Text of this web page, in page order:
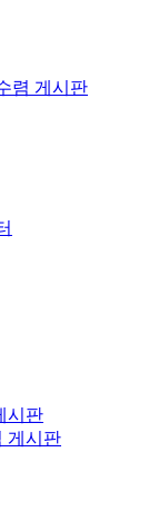
렴 게시판
시판
게시판